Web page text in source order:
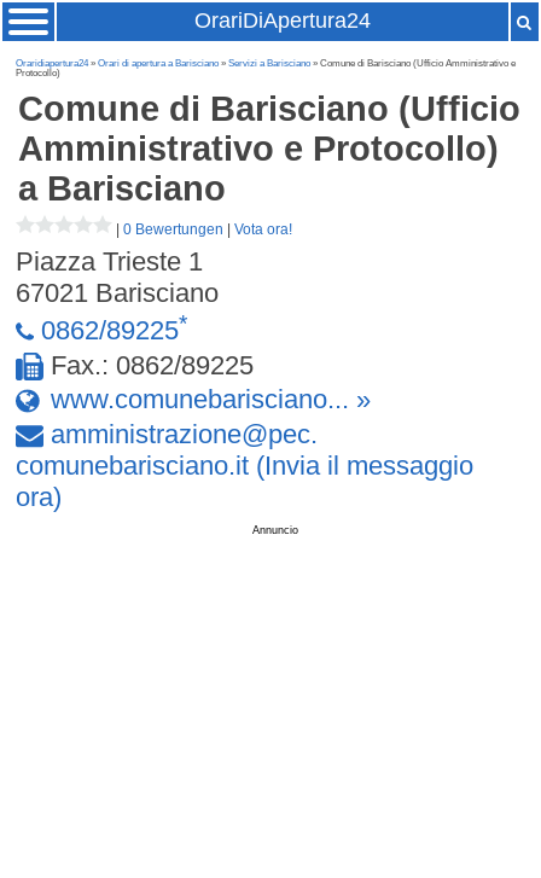
OrariDiApertura24
Oraridiapertura24»Orari di apertura a Barisciano »Servizi a Barisciano » Comune di Barisciano (Ufficio Amministrativo e
Protocollo)
Comune di Barisciano (Ufficio
Amministrativo e Protocollo)
a Barisciano
|0 Bewertungen |Vota ora!
Piazza Trieste 1
67021 Barisciano
0862/89225*
Fax.: 0862/89225
www.comunebarisciano... »
amministrazione@pec.
comunebarisciano.it (Invia il messaggio
ora)
Annuncio